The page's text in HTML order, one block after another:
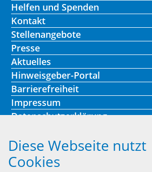
Diese Webseite nutzt
Cookies
Helfen und Spenden
Kontakt
Stellenangebote
Presse
Aktuelles
Hinweisgeber-Portal
Barrierefreiheit
Impressum
Datenschutzerklärung
Kontakt